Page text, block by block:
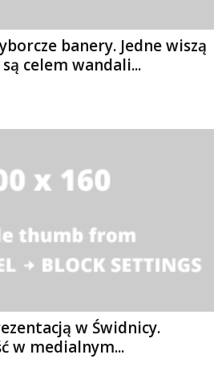
banery. Jedne wiszą
celem wandali...
w Świdnicy.
w medialnym...